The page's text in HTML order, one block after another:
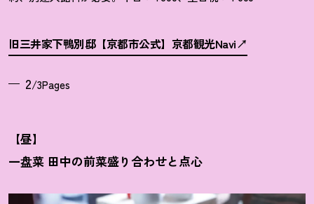
旧三井家下鴨別邸【京都市公式】京都観光Navi
2/3Pages
【昼】
一盘菜 田中の前菜盛り合わせと点心